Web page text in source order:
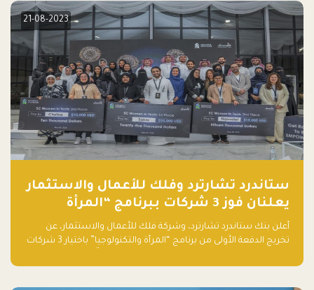
21-08-2023
ستاندرد تشارترد وفلك للأعمال والاستثمار
يعلنان فوز 3 شركات ببرنامج “المرأة
والتكنولوجيا”
أعلن بنك ستاندرد تشارترد، وشركة فلك للأعمال والاستثمار، عن
تخريج الدفعة الأولى من برنامج “المرأة والتكنولوجيا” باختيار 3 شركات
الأعمال، اللواتي خضعن لبرنامج حاضنة مدته 8 أسابيع، أفكاراً مبتكرة